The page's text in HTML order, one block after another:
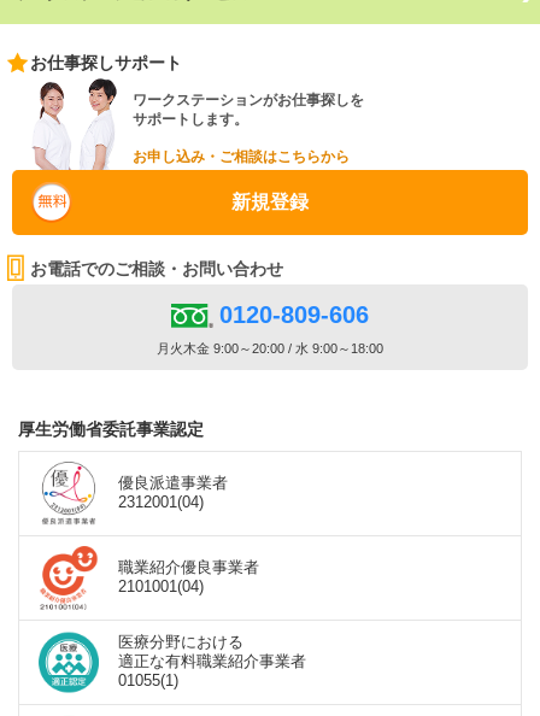
お仕事探しサポート
ワークステーションがお仕事探しを
サポートします。
お申し込み・ご相談はこちらから
新規登録
お電話でのご相談・お問い合わせ
0120-809-606
月火木金 9:00～20:00 / 水 9:00～18:00
厚生労働省委託事業認定
優良派遣事業者
2312001(04)
職業紹介優良事業者
2101001(04)
医療分野における
適正な有料職業紹介事業者
01055(1)